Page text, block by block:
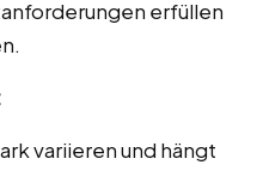
erfüllen
variieren und hängt